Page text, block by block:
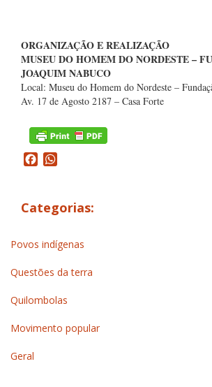
ORGANIZAÇÃO E REALIZAÇÃO
MUSEU DO HOMEM DO NORDESTE –
JOAQUIM NABUCO
Local: Museu do Homem do Nordeste –
Av. 17 de Agosto 2187 – Casa Forte
Facebook
Categorias:
Povos indígenas
Questões da terra
Quilombolas
Movimento popular
Geral